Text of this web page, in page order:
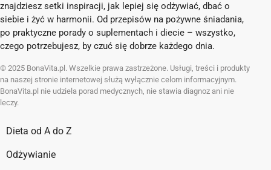
znajdziesz setki inspiracji, jak lepiej się odżywiać, dbać o
siebie i żyć w harmonii. Od przepisów na pożywne śniadania,
po praktyczne porady o suplementach i diecie – wszystko,
czego potrzebujesz, by czuć się dobrze każdego dnia.
© 2025 BonaVita.pl. Wszelkie prawa zastrzeżone. Usługi, treści i produkty
na naszej stronie internetowej służą wyłącznie celom informacyjnym.
BonaVita.pl nie udziela porad medycznych, nie stawia diagnoz ani nie
leczy.
Dieta od A do Z
Odżywianie